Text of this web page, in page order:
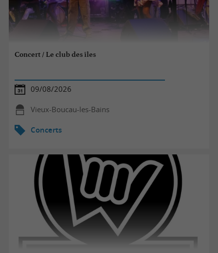
Concert / Le club des îles
09/08/2026
Vieux-Boucau-les-Bains
Concerts